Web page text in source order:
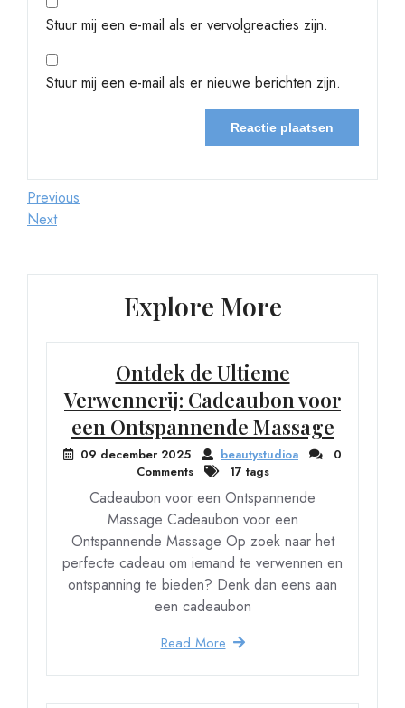
Stuur mij een e-mail als er vervolgreacties zijn.
Stuur mij een e-mail als er nieuwe berichten zijn.
Berichtnavigatie
Previous
Post
Previous
Next
Next
Explore More
Ontdek de Ultieme
Verwennerij: Cadeaubon voor
een Ontspannende Massage
09 december 2025 beautystudioa
0
Comments
17 tags
Cadeaubon voor een Ontspannende
Massage Cadeaubon voor een
Ontspannende Massage Op zoek naar het
perfecte cadeau om iemand te verwennen en
ontspanning te bieden? Denk dan eens aan
een cadeaubon
Read More